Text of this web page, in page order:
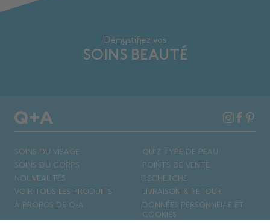
Démystifiez vos
SOINS BEAUTÉ
SOINS DU VISAGE
SOINS DU CORPS
NOUVEAUTÉS
VOIR TOUS LES PRODUITS
À PROPOS DE Q+A
QUIZ TYPE DE PEAU
POINTS DE VENTE
RECHERCHE
LIVRAISON & RETOUR
DONNÉES PERSONNELLE ET
COOKIES